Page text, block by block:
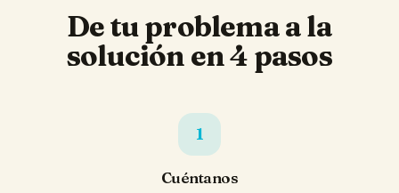
De tu problema a la
solución en 4 pasos
1
Cuéntanos